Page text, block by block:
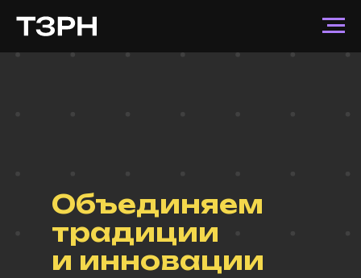
Объединяем
традиции
и инновации